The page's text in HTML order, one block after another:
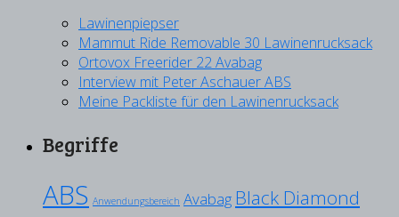
Lawinenpiepser
Mammut Ride Removable 30 Lawinenrucksack
Ortovox Freerider 22 Avabag
Interview mit Peter Aschauer ABS
Meine Packliste für den Lawinenrucksack
Begriffe
ABS Anwendungsbereich Avabag Black Diamond